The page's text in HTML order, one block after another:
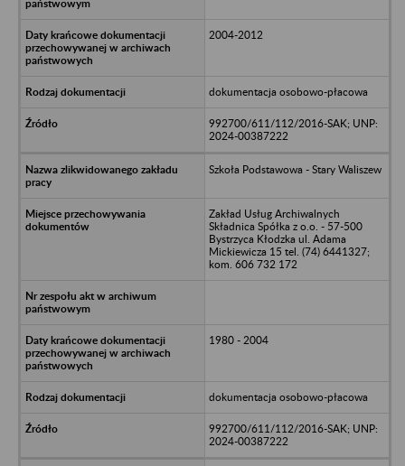
2004-2012
dokumentacja osobowo-płacowa
992700/611/112/2016-SAK; UNP:
2024-00387222
Szkoła Podstawowa - Stary Waliszew
Zakład Usług Archiwalnych
Składnica Spółka z o.o. - 57-500
Bystrzyca Kłodzka ul. Adama
Mickiewicza 15 tel. (74) 6441327;
kom. 606 732 172
1980 - 2004
dokumentacja osobowo-płacowa
992700/611/112/2016-SAK; UNP:
2024-00387222